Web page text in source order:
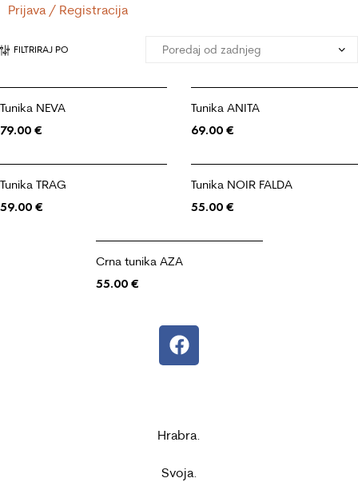
Prijava / Registracija
FILTRIRAJ PO
Tunika NEVA
79.00 €
Tunika ANITA
69.00 €
Tunika TRAG
59.00 €
Tunika NOIR FALDA
55.00 €
Crna tunika AZA
55.00 €
Hrabra.
Svoja.